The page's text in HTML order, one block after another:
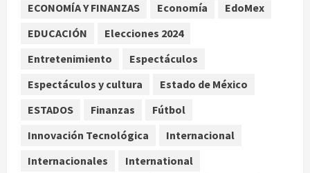
Palacio de los Deportes con su tour
‘Hades: The Sacrifice’
4
Sheinbaum defiende reestructura
de créditos del Infonavit y niega
agosto 9, 2026
ECONOMÍA Y FINANZAS
Economía
EdoMex
EDUCACIÓN
Elecciones 2024
Entretenimiento
Espectáculos
Espectáculos y cultura
Estado de México
ESTADOS
Finanzas
Fútbol
Innovación Tecnológica
Internacional
Internacionales
International